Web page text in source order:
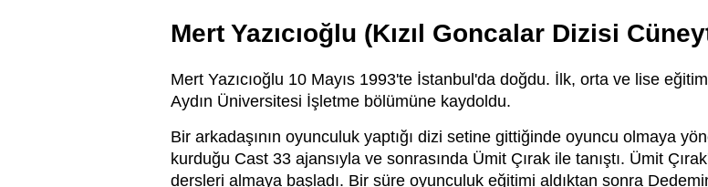
Mert Yazıcıoğlu (Kızıl Goncalar Dizisi
Mert Yazıcıoğlu 10 Mayıs 1993'te İstanbul'da doğdu. İlk, orta ve lise
Aydın Üniversitesi İşletme bölümüne kaydoldu.
Bir arkadaşının oyunculuk yaptığı dizi setine gittiğinde oyuncu olmaya
kurduğu Cast 33 ajansıyla ve sonrasında Ümit Çırak ile tanıştı. Ümit
dersleri almaya başladı. Bir süre oyunculuk eğitimi aldıktan sonra